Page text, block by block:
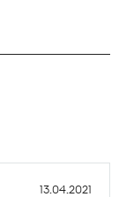
13.04.2021